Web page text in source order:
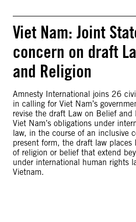
Viet Nam: Joint
concern on draft
and Religion
Amnesty International joins 26
in calling for Viet Nam’s
revise the draft Law on Belief
Viet Nam’s obligations under
law, in the course of an inclusive
present form, the draft law places
of religion or belief that extend
under international human rights
Vietnam.